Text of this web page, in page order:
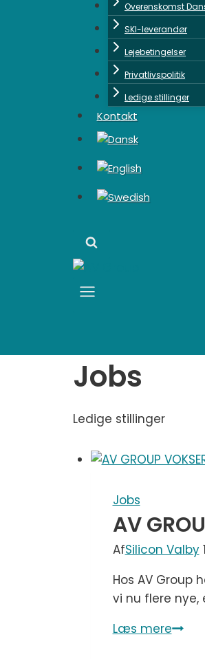
Overenskomst
SKI-leverandør
Lejebetingelser
Privatlivspolitik
Ledige stillinger
Kontakt
Jobs
Ledige stillinger
Jobs
AV
AfSilicon Valby
Hos AV Group
vi nu flere
Læs mereAV